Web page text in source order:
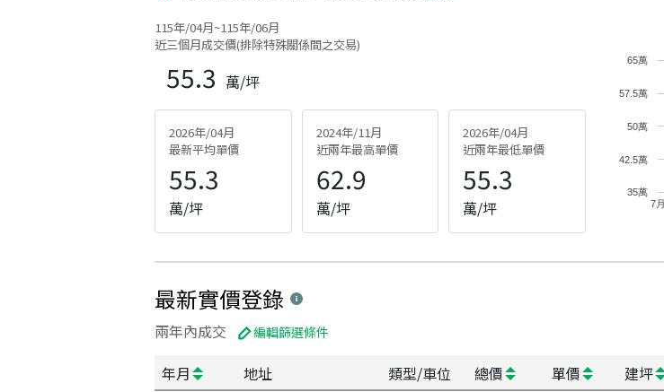
115年/04月~115年/06月
近三個月成交價(排除特殊關係間之交易)
55.3 萬/坪
2026年/04月
最新平均單價
55.3
萬/坪
2024年/11月
近兩年最高單價
62.9
萬/坪
2026年/04月
近兩年最低單價
55.3
萬/坪 7月
35萬
42.5萬
50萬
57.5萬
65萬
最新實價登錄
兩年內成交 編輯篩選條件
年月 地址 類型/車位 總價 單價 建坪